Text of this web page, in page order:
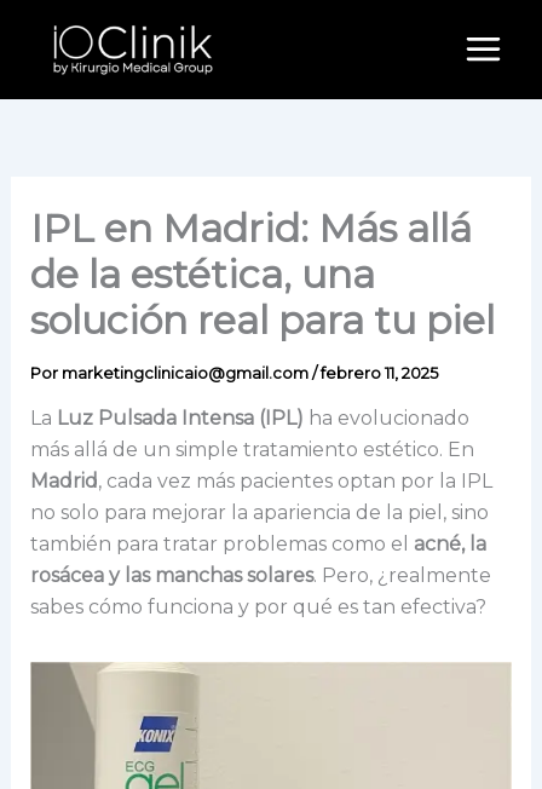
contenido
IPL en Madrid: Más allá
de la estética, una
solución real para tu piel
Por marketingclinicaio@gmail.com/febrero 11, 2025
La Luz Pulsada Intensa (IPL) ha evolucionado
más allá de un simple tratamiento estético. En
Madrid, cada vez más pacientes optan por la IPL
no solo para mejorar la apariencia de la piel, sino
también para tratar problemas como el acné, la
rosácea y las manchas solares. Pero, ¿realmente
sabes cómo funciona y por qué es tan efectiva?